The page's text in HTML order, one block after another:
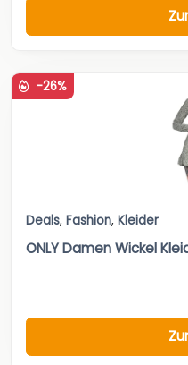
-26%
Deals, Fashion, Kleider
ONLY Damen Wickel